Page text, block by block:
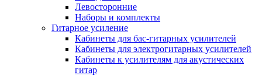
Левосторонние
Наборы и комплекты
Гитарное усиление
Кабинеты для бас-гитарных усилителей
Кабинеты для электрогитарных усилителей
Кабинеты к усилителям для акустических
гитар